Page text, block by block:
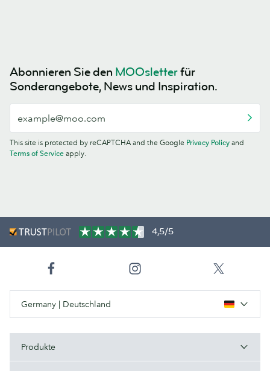
Abonnieren Sie den MOOsletterfür
Sonderangebote, News und Inspiration.
This site is protected by reCAPTCHA and the Google Privacy Policy and
Terms of Service apply.
4,5/5
Germany | Deutschland
Produkte